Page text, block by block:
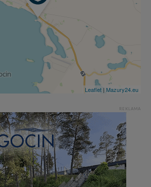
Leaflet | Mazury24.eu
REKLAMA